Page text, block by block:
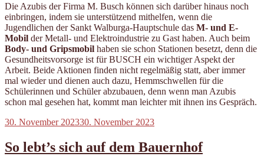
Die Azubis der Firma M. Busch können sich darüber hinaus noch
einbringen, indem sie unterstützend mithelfen, wenn die
Jugendlichen der Sankt Walburga-Hauptschule das M- und E-
Mobil der Metall- und Elektroindustrie zu Gast haben. Auch beim
Body- und Gripsmobil haben sie schon Stationen besetzt, denn die
Gesundheitsvorsorge ist für BUSCH ein wichtiger Aspekt der
Arbeit. Beide Aktionen finden nicht regelmäßig statt, aber immer
mal wieder und dienen auch dazu, Hemmschwellen für die
Schülerinnen und Schüler abzubauen, denn wenn man Azubis
schon mal gesehen hat, kommt man leichter mit ihnen ins Gespräch.
Veröffentlicht
30. November 202330. November 2023
So lebt’s sich auf dem Bauernhof